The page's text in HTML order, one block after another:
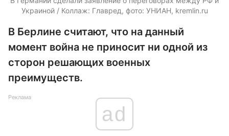
Украиной / Коллаж: Главред, фото: УНИАН, kremlin.ru
В Берлине считают, что на данный
момент война не приносит ни одной из
сторон решающих военных
преимуществ.
Реклама
ad